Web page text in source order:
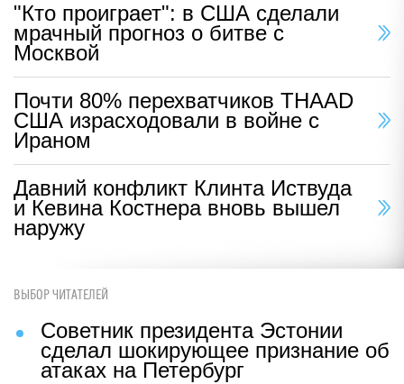
"Кто проиграет": в США сделали
мрачный прогноз о битве с
Москвой
Почти 80% перехватчиков THAAD
США израсходовали в войне с
Ираном
Давний конфликт Клинта Иствуда
и Кевина Костнера вновь вышел
наружу
ВЫБОР ЧИТАТЕЛЕЙ
Советник президента Эстонии
сделал шокирующее признание об
атаках на Петербург